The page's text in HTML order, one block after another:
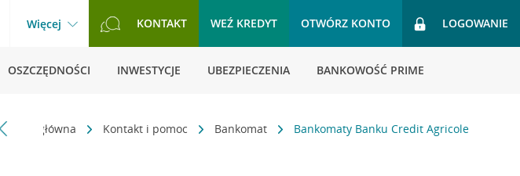
Więcej KONTAKT WEŹ KREDYT OTWÓRZ KONTO LOGOWANIE
OSZCZĘDNOŚCI INWESTYCJE UBEZPIECZENIA BANKOWOŚĆ PRIME
Strona główna Kontakt i pomoc Bankomat Bankomaty Banku Credit Agricole